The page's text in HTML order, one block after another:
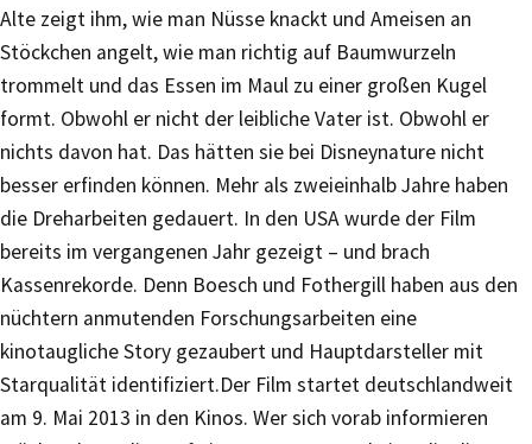
Alte zeigt ihm, wie man Nüsse knackt und Ameisen an
Stöckchen angelt, wie man richtig auf Baumwurzeln
trommelt und das Essen im Maul zu einer großen Kugel
formt. Obwohl er nicht der leibliche Vater ist. Obwohl er
nichts davon hat. Das hätten sie bei Disneynature nicht
besser erfinden können. Mehr als zweieinhalb Jahre haben
die Dreharbeiten gedauert. In den USA wurde der Film
bereits im vergangenen Jahr gezeigt – und brach
Kassenrekorde. Denn Boesch und Fothergill haben aus den
nüchtern anmutenden Forschungsarbeiten eine
kinotaugliche Story gezaubert und Hauptdarsteller mit
Starqualität identifiziert.Der Film startet deutschlandweit
am 9. Mai 2013 in den Kinos. Wer sich vorab informieren